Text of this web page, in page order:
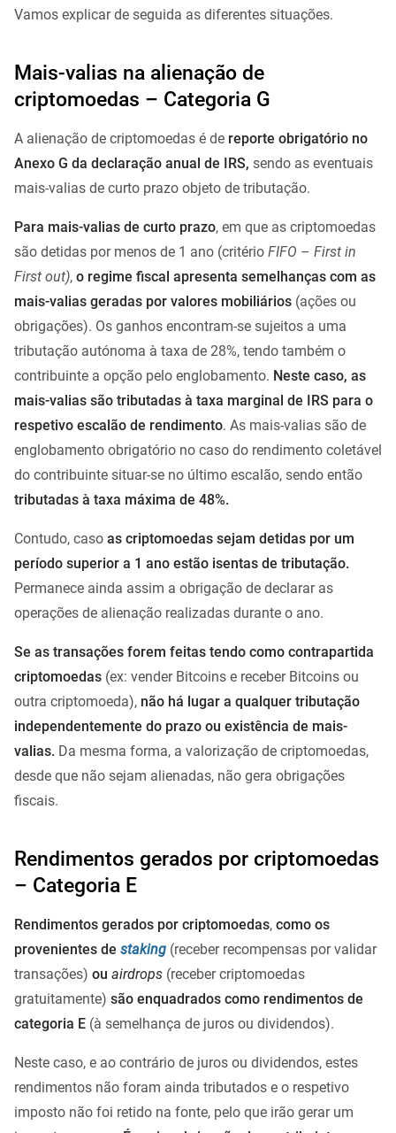
Vamos explicar de seguida as diferentes situações.
Mais-valias na alienação de
criptomoedas – Categoria G
A alienação de criptomoedas é de reporte obrigatório no
Anexo G da declaração anual de IRS, sendo as eventuais
mais-valias de curto prazo objeto de tributação.
Para mais-valias de curto prazo, em que as criptomoedas
são detidas por menos de 1 ano (critério FIFO – First in
First out), o regime fiscal apresenta semelhanças com as
mais-valias geradas por valores mobiliários (ações ou
obrigações). Os ganhos encontram-se sujeitos a uma
tributação autónoma à taxa de 28%, tendo também o
contribuinte a opção pelo englobamento. Neste caso, as
mais-valias são tributadas à taxa marginal de IRS para o
respetivo escalão de rendimento. As mais-valias são de
englobamento obrigatório no caso do rendimento coletável
do contribuinte situar-se no último escalão, sendo então
tributadas à taxa máxima de 48%.
Contudo, caso as criptomoedas sejam detidas por um
período superior a 1 ano estão isentas de tributação.
Permanece ainda assim a obrigação de declarar as
operações de alienação realizadas durante o ano.
Se as transações forem feitas tendo como contrapartida
criptomoedas (ex: vender Bitcoins e receber Bitcoins ou
outra criptomoeda), não há lugar a qualquer tributação
independentemente do prazo ou existência de mais-
valias. Da mesma forma, a valorização de criptomoedas,
desde que não sejam alienadas, não gera obrigações
fiscais.
Rendimentos gerados por criptomoedas
– Categoria E
Rendimentos gerados por criptomoedas, como os
provenientes de staking (receber recompensas por validar
transações) ou airdrops (receber criptomoedas
gratuitamente) são enquadrados como rendimentos de
categoria E (à semelhança de juros ou dividendos).
Neste caso, e ao contrário de juros ou dividendos, estes
rendimentos não foram ainda tributados e o respetivo
imposto não foi retido na fonte, pelo que irão gerar um